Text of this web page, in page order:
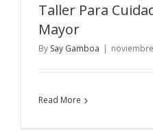
Taller Para
Mayor
By Say Gamboa |
Read More